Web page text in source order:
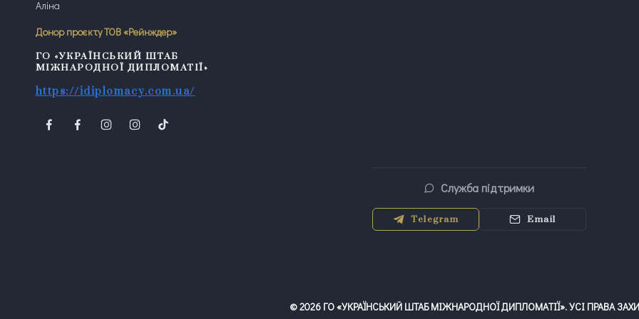
Аліна
Донор проєкту ТОВ «Рейнждер»
ГО «УКРАЇНСЬКИЙ ШТАБ
МІЖНАРОДНОЇ ДИПЛОМАТІЇ»
https://idiplomacy.com.ua/
Служба підтримки
Telegram Email
©2026 ГО «УКРАЇНСЬКИЙ ШТАБ МІЖНАРОДНОЇ ДИПЛОМАТІЇ». УСІ ПРАВА